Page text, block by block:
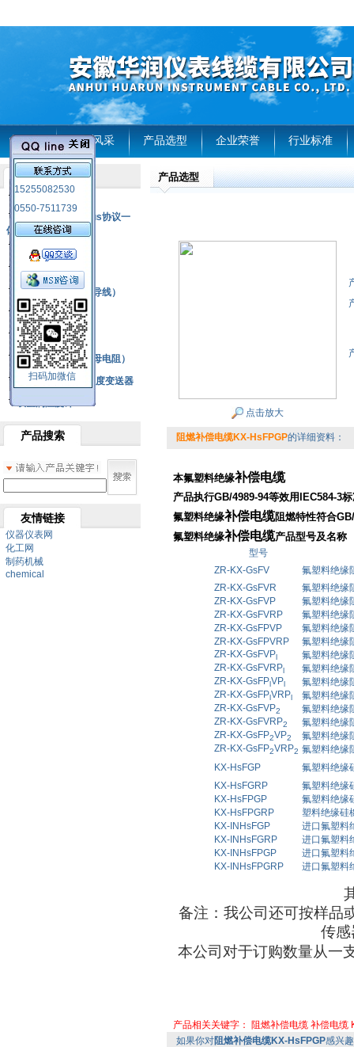
首页 企业风采 产品选型 企业荣誉 行业标准
15255082530
0550-7511739
扫码加微信
产品列表
RS485通讯modbus协议一
体化现场智能仪表
热电偶
压力式温度计
热电偶补偿电缆（导线）
振动传感器
热电阻
铂热电阻元件（云母电阻）
SBW系列一体化温度变送器
双金属温度计
产品搜索
友情链接
仪器仪表网
化工网
制药机械
chemical
产品选型
点击放大
阻燃补偿电缆KX-HsFPGP的详细资料：
本氟塑料绝缘补偿电缆
产品执行GB/4989-94等效用IEC584-3
氟塑料绝缘补偿电缆阻燃特性符合
氟塑料绝缘补偿电缆产品型号及名称
型号
ZR-KX-GsFV
氟塑料绝缘
ZR-KX-GsFVR
氟塑料绝缘
ZR-KX-GsFVP
氟塑料绝缘
ZR-KX-GsFVRP
氟塑料绝缘
ZR-KX-GsFPVP
氟塑料绝缘
ZR-KX-GsFPVRP
氟塑料绝缘
ZR-KX-GsFVP
氟塑料绝缘
ZR-KX-GsFVRP
氟塑料绝缘
ZR-KX-GsFPVP
氟塑料绝缘
ZR-KX-GsFPVRP
氟塑料绝缘
ZR-KX-GsFVP2
氟塑料绝缘
ZR-KX-GsFVRP2
氟塑料绝缘
ZR-KX-GsFP2VP2
氟塑料绝缘
ZR-KX-GsFP2VRP2 氟塑料绝缘
KX-HsFGP
氟塑料绝缘
KX-HsFGRP
氟塑料绝缘
KX-HsFPGP
氟塑料绝缘
KX-HsFPGRP
塑料绝缘硅
KX-INHsFGP
进口氟塑料
KX-INHsFGRP
进口氟塑料
KX-INHsFPGP
进口氟塑料
KX-INHsFPGRP
进口氟塑料
备注：我公司还可按样品
传
本公司对于订购数量从一
产品相关关键字： 阻燃补偿电缆 补偿电缆
如果你对阻燃补偿电缆KX-HsFPGP感兴